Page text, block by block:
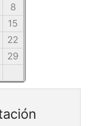
8
15
22
29